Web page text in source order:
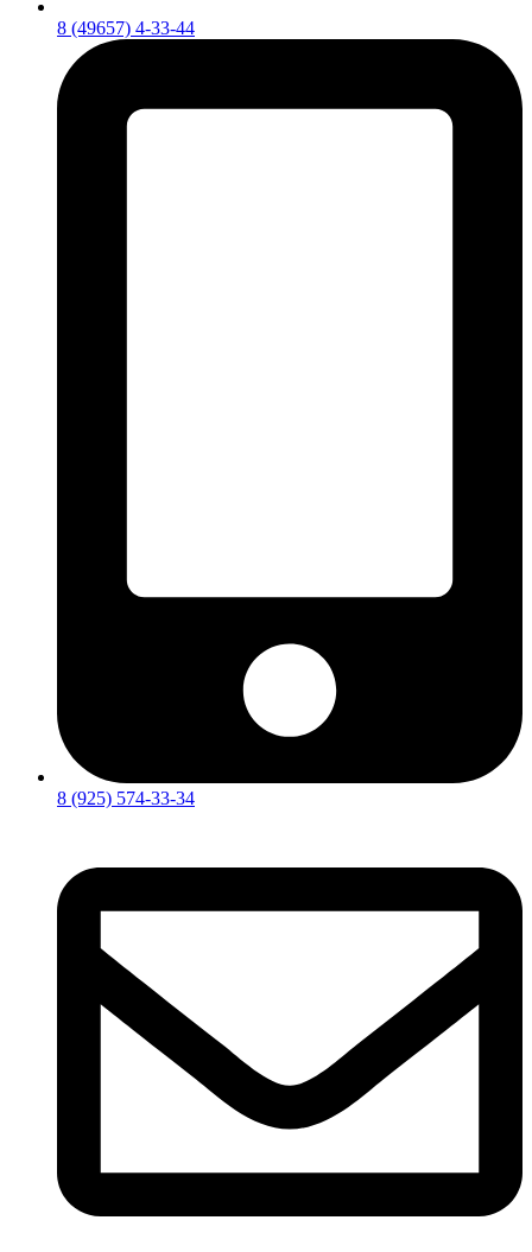
8 (49657) 4-33-44
8 (925) 574-33-34